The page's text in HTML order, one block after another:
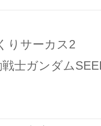
りサーカス2
士ガンダム